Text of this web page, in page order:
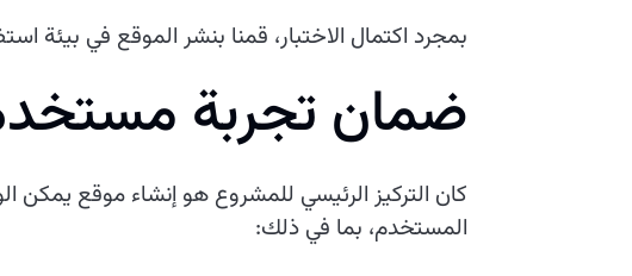
بمجرد اكتمال الاختبار، قمنا بنشر الموقع في بيئة
ضمان تجربة
كان التركيز الرئيسي للمشروع هو إنشاء موقع يمكن
المستخدم، بما في ذلك: